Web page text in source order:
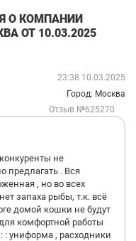
О КОМПАНИИ
ОТ 10.03.2025
23:38 10.03.2025
Город: Москва
Отзыв №625270
не
предлагать . Вся
, но во всех
запаха рыбы, т.к. всё
домой кошки не будут
комфортной работы
: униформа , расходники